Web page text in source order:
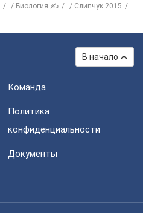
Биология ✍
Слипчук 2015
В начало
Команда
Политика
конфиденциальности
Документы